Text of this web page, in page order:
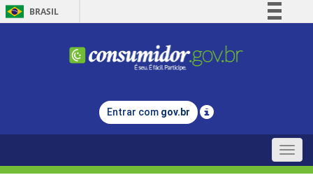
BRASIL
Comunica BR
Legislação
Entrar com gov.br
Toggle